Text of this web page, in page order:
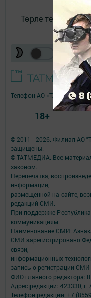
Төрле темалар
© 2011 - 2026. Филиал АО
защищены.
© ТАТМЕДИА. Все
законом.
Перепечатка,
информации,
размещенной на сайте,
редакций СМИ.
При поддержке
коммуникациям.
Наименование СМИ:
СМИ зарегистрировано
связи,
информационных
запись о регистрации
ФИО главного редактора:
Адрес редакции: 423330,
Телефон редакции: +7
Телефон АО «ТАТМЕДИА»:
18+